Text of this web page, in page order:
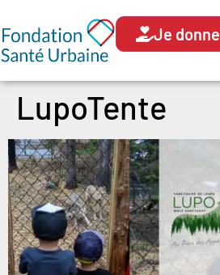
Je donne
LupoTente